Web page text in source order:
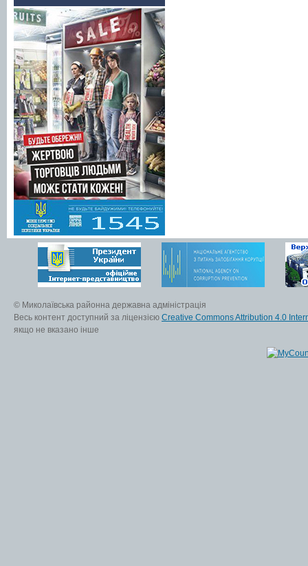
© Миколаївська районна державна адміністрація
Весь контент доступний за ліцензією Creative Commons Attribution 4.0
якщо не вказано інше